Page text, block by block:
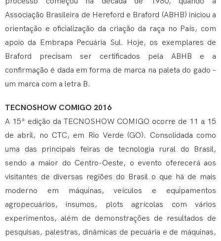
Associação Brasileira de Hereford e Braford (ABHB) iniciou a
orientação e oficialização da criação da raça no País, com
apoio da Embrapa Pecuária Sul. Hoje, os exemplares de
Braford precisam ser certificados pela ABHB e a
confirmação é dada em forma de marca na paleta do gado –
um marca com a letra B.
TECNOSHOW COMIGO 2016
A 15ª edição da TECNOSHOW COMIGO ocorre de 11 a 15
de abril, no CTC, em Rio Verde (GO). Consolidada como
uma das principais feiras de tecnologia rural do Brasil,
sendo a maior do Centro-Oeste, o evento oferecerá aos
visitantes de diversas regiões do Brasil o que há de mais
moderno em máquinas, veículos e equipamentos
agropecuários, insumos, plots agrícolas com vários
experimentos, além de demonstrações de resultados de
pesquisas, palestras, dinâmicas de pecuária e de máquinas,